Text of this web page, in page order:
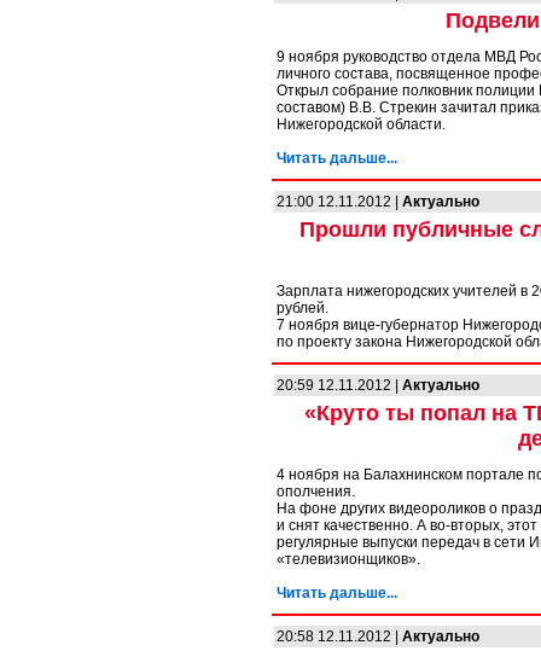
9 ноября руководство отдела МВД
личного состава, посвященное
Открыл собрание полковник
составом) В.В. Стрекин зачитал
Нижегородской области.
Читать дальше...
21:00 12.11.2012 | Актуально
Прошли публичные
Зарплата нижегородских учителей в
рублей.
7 ноября вице-губернатор
по проекту закона Нижегородской
20:59 12.11.2012 | Актуально
«Круто ты попал на
4 ноября на Балахнинском портале
ополчения.
На фоне других видеороликов о
и снят качественно. А во-вторых,
регулярные выпуски передач в сети
«телевизионщиков».
Читать дальше...
20:58 12.11.2012 | Актуально